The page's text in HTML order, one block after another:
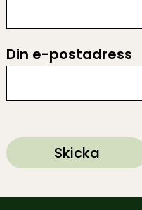
Din e-postadress